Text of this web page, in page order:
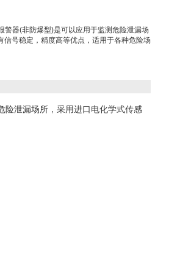
警器(非防爆型)是可以应用于监测危险泄漏场
信号稳定，精度高等优点，适用于各种危险场
泄漏场所，采用进口电化学式传感